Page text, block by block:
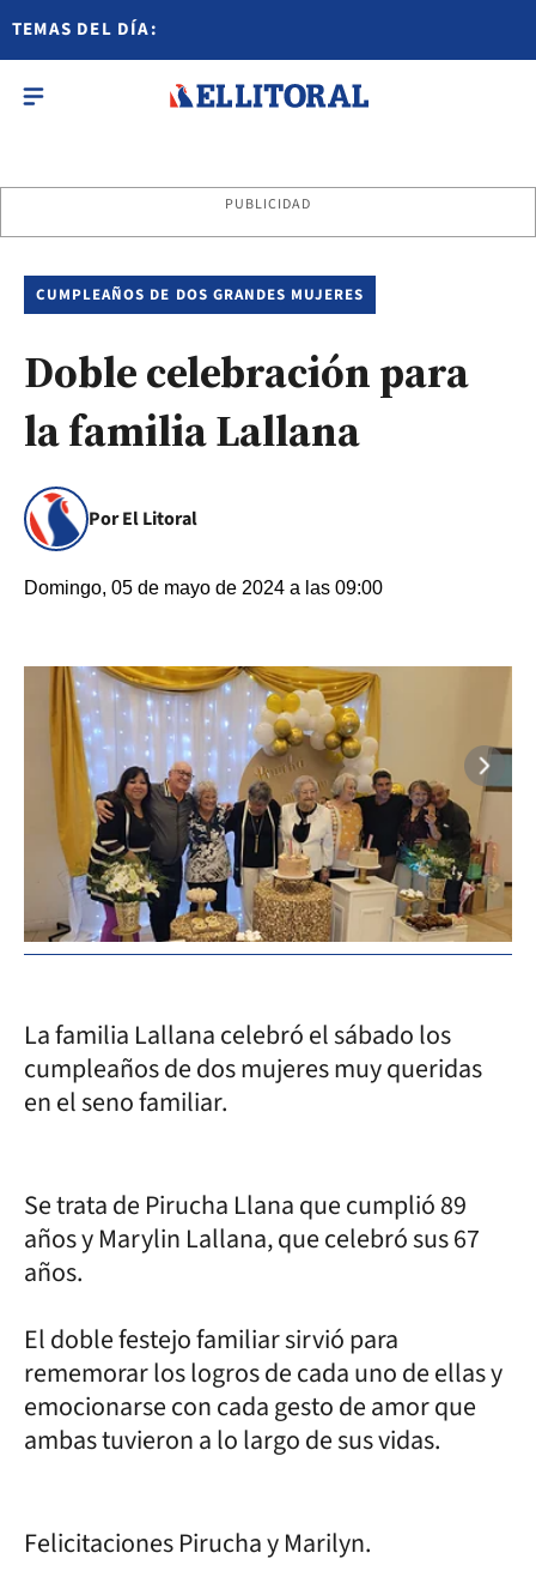
TEMAS DEL DÍA:
PUBLICIDAD
CUMPLEAÑOS DE DOS GRANDES MUJERES
Doble celebración para
la familia Lallana
Por El Litoral
Domingo, 05 de mayo de 2024 a las 09:00
La familia Lallana celebró el sábado los
cumpleaños de dos mujeres muy queridas
en el seno familiar.
Se trata de Pirucha Llana que cumplió 89
años y Marylin Lallana, que celebró sus 67
años.
El doble festejo familiar sirvió para
rememorar los logros de cada uno de ellas y
emocionarse con cada gesto de amor que
ambas tuvieron a lo largo de sus vidas.
Felicitaciones Pirucha y Marilyn.